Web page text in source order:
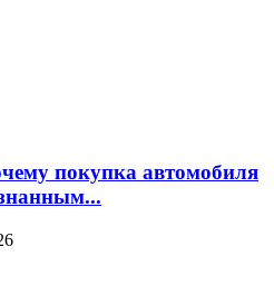
покупка автомобиля